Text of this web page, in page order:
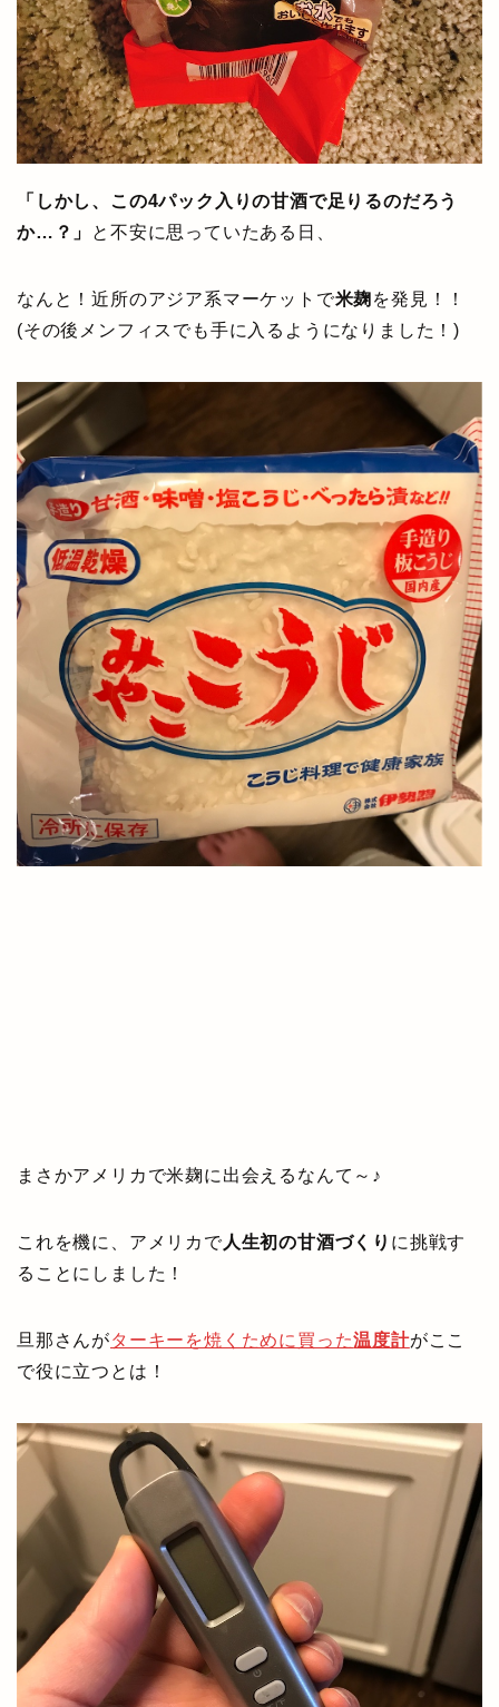
「しかし、この4パック入りの甘酒で足りるのだろう
か…？」
と不安に思っていたある日、
なんと！近所のアジア系マーケットで米麹を発見！！
(その後メンフィスでも手に入るようになりました！)
まさかアメリカで米麹に出会えるなんて～♪
これを機に、アメリカで人生初の甘酒づくり に挑戦す
ることにしました！
旦那さんがターキーを焼くために買った温度計がここ
で役に立つとは！